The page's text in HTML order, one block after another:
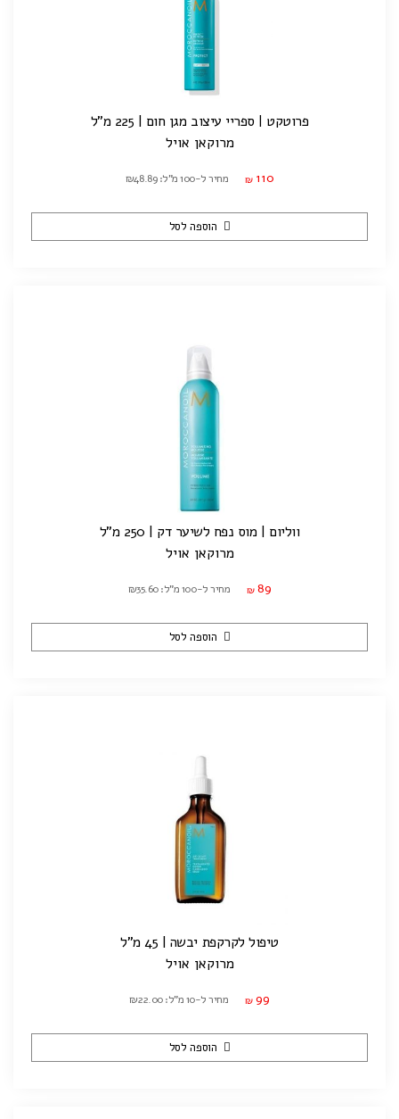
פרוטקט | ספריי עיצוב מגן חום | 225 מ"ל
מרוקאן אויל
₪ 110 מחיר ל-100 מ"ל: ₪48.89
הוספה לסל
ווליום | מוס נפח לשיער דק | 250 מ"ל
מרוקאן אויל
₪ 89 מחיר ל-100 מ"ל: ₪35.60
הוספה לסל
טיפול לקרקפת יבשה | 45 מ"ל
מרוקאן אויל
₪ 99 מחיר ל-10 מ"ל: ₪22.00
הוספה לסל